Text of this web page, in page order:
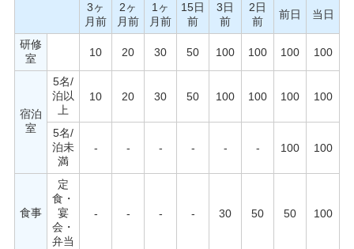
3ヶ
月前
2ヶ
月前
1ヶ
月前
15日
前
3日
前
2日
前
前日 当日
研修
室
10 20 30 50 100 100 100 100
宿泊
室
5名/
泊以
上
10 20 30 50 100 100 100 100
5名/
泊未
満
- - - - - - 100 100
食事
定
食・
宴
会・
弁当
- - - - 30 50 50 100